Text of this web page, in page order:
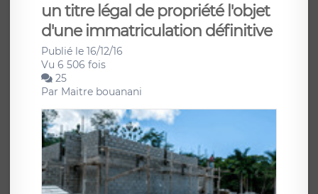
un titre légal de propriété l'objet
d'une immatriculation définitive
Publié le 16/12/16
Vu 6 506 fois
25
Par Maitre bouanani